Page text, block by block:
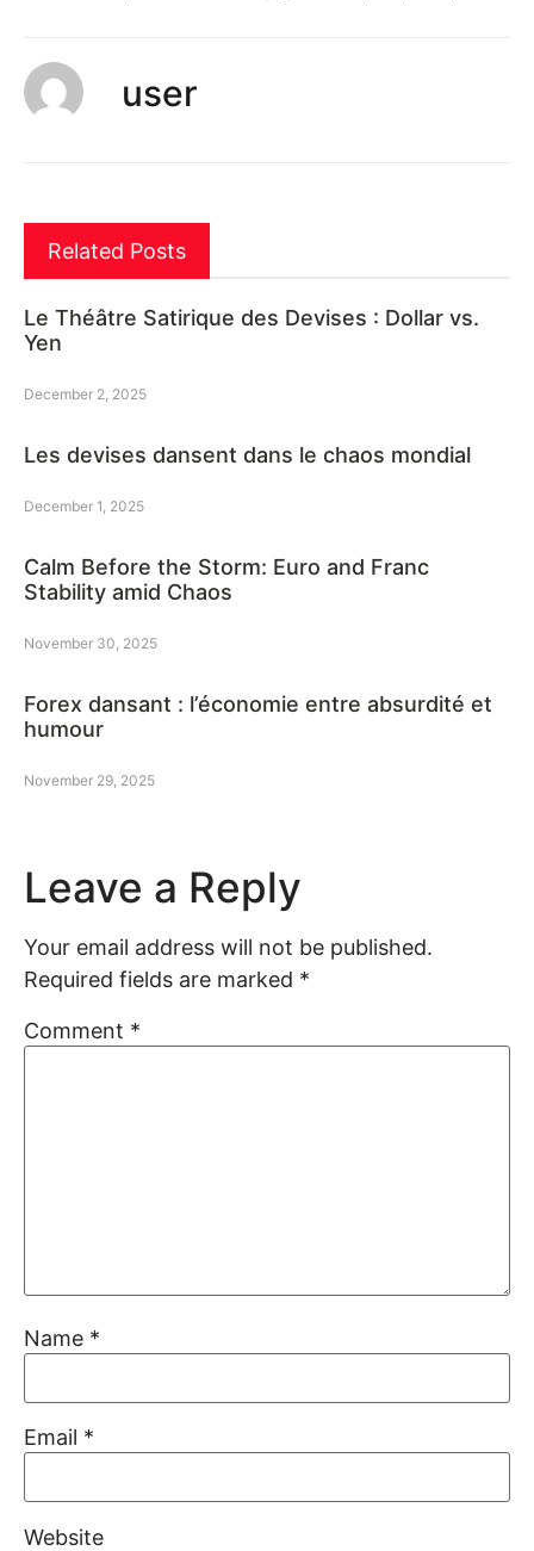
user
Related Posts
Le Théâtre Satirique des Devises : Dollar vs.
Yen
December 2, 2025
Les devises dansent dans le chaos mondial
December 1, 2025
Calm Before the Storm: Euro and Franc
Stability amid Chaos
November 30, 2025
Forex dansant : l’économie entre absurdité et
humour
November 29, 2025
Leave a Reply
Your email address will not be published.
Required fields are marked *
Comment *
Name *
Email *
Website